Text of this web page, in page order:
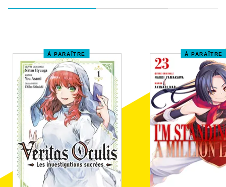
À PARAÎTRE À PARAÎTRE